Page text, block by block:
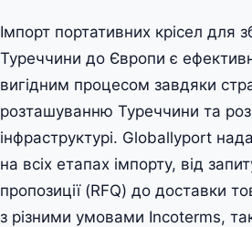
Імпорт портативних крісел для
Туреччини до Європи є
вигідним процесом завдяки
розташуванню Туреччини та
інфраструктурі. Globallyport
на всіх етапах імпорту, від
пропозиції (RFQ) до доставки
з різними умовами Incoterms,